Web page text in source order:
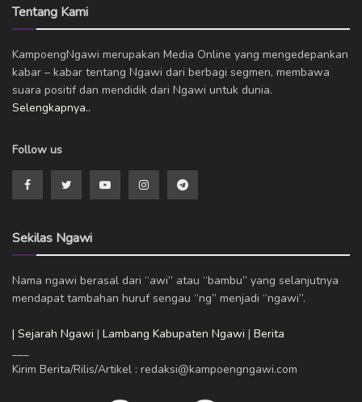
Tentang Kami
KampoengNgawi merupakan Media Online yang mengedepankan
kabar – kabar tentang Ngawi dari berbagi segmen, membawa
suara positif dan mendidik dari Ngawi untuk dunia.
Selengkapnya..
Follow us
Sekilas Ngawi
Nama ngawi berasal dari “awi” atau “bambu” yang selanjutnya
mendapat tambahan huruf sengau “ng” menjadi “ngawi”.
| Sejarah Ngawi | Lambang Kabupaten Ngawi | Berita
Kirim Berita/Rilis/Artikel : redaksi@kampoengngawi.com